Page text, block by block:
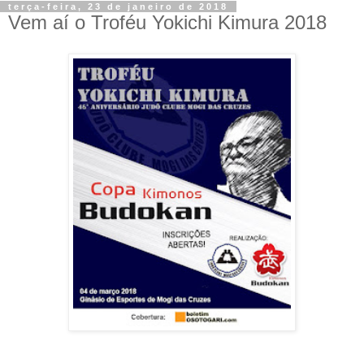
terça-feira, 23 de janeiro de 2018
Vem aí o Troféu Yokichi Kimura 2018